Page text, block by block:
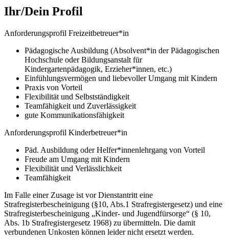
Ihr/Dein Profil
Anforderungsprofil Freizeitbetreuer*in
Pädagogische Ausbildung (Absolvent*in der Pädagogischen
Hochschule oder Bildungsanstalt für
Kindergartenpädagogik, Erzieher*innen, etc.)
Einfühlungsvermögen und liebevoller Umgang mit Kindern
Praxis von Vorteil
Flexibilität und Selbstständigkeit
Teamfähigkeit und Zuverlässigkeit
gute Kommunikationsfähigkeit
Anforderungsprofil Kinderbetreuer*in
Päd. Ausbildung oder Helfer*innenlehrgang von Vorteil
Freude am Umgang mit Kindern
Flexibilität und Verlässlichkeit
Teamfähigkeit
Im Falle einer Zusage ist vor Dienstantritt eine
Strafregisterbescheinigung (§10, Abs.1 Strafregistergesetz) und eine
Strafregisterbescheinigung „Kinder- und Jugendfürsorge“ (§ 10,
Abs. 1b Strafregistergesetz 1968) zu übermitteln. Die damit
verbundenen Unkosten können leider nicht ersetzt werden.